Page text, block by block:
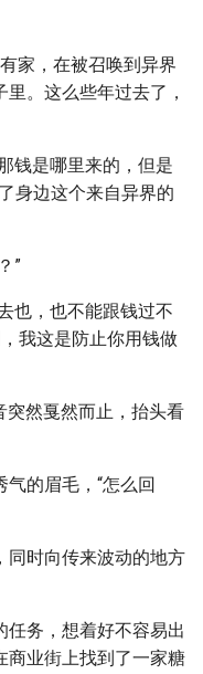
家，在被召唤到异界
。这么些年过去了，
钱是哪里来的，但是
身边这个来自异界的
”
也，也不能跟钱过不
我这是防止你用钱做
突然戛然而止，抬头看
的眉毛，“怎么回
同时向传来波动的地方
务，想着好不容易出
商业街上找到了一家糖